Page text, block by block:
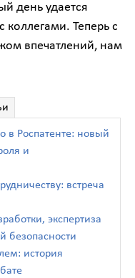
день удается
коллегами. Теперь с
впечатлений, нам
в Роспатенте: новый
и
встреча
экспертиза
безопасности
история